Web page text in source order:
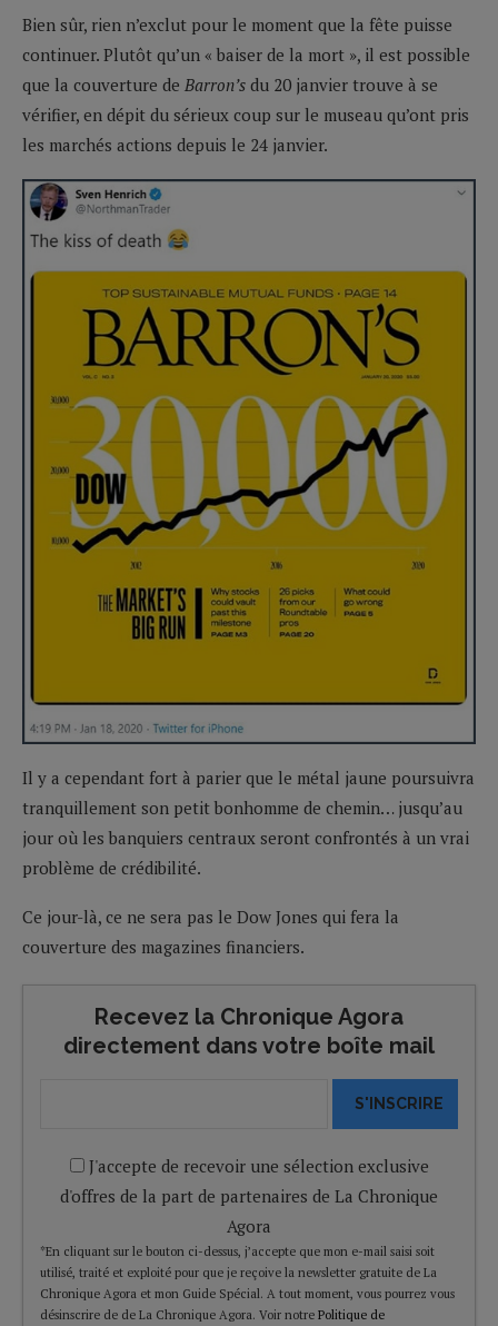
Bien sûr, rien n’exclut pour le moment que la fête puisse
continuer. Plutôt qu’un « baiser de la mort », il est possible
que la couverture de Barron’s du 20 janvier trouve à se
vérifier, en dépit du sérieux coup sur le museau qu’ont pris
les marchés actions depuis le 24 janvier.
Il y a cependant fort à parier que le métal jaune poursuivra
tranquillement son petit bonhomme de chemin… jusqu’au
jour où les banquiers centraux seront confrontés à un vrai
problème de crédibilité.
Ce jour-là, ce ne sera pas le Dow Jones qui fera la
couverture des magazines financiers.
Recevez la Chronique Agora
directement dans votre boîte mail
S'INSCRIRE
J'accepte de recevoir une sélection exclusive
d'offres de la part de partenaires de La Chronique
Agora
*En cliquant sur le bouton ci-dessus, j’accepte que mon e-mail saisi soit
utilisé, traité et exploité pour que je reçoive la newsletter gratuite de La
Chronique Agora et mon Guide Spécial. A tout moment, vous pourrez vous
désinscrire de de La Chronique Agora. Voir notre Politique de